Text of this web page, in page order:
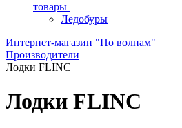
товары
Ледобуры
Интернет-магазин "По волнам"
Производители
Лодки FLINC
Лодки FLINC